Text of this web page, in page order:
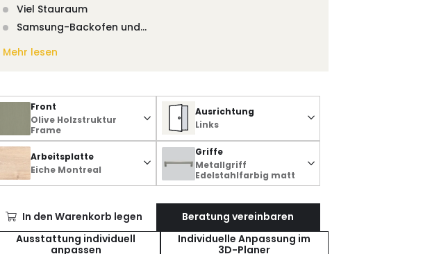
Viel Stauraum
Samsung-Backofen und…
Mehr lesen
Front
Olive Holzstruktur
Frame
Ausrichtung
Links
Arbeitsplatte
Eiche Montreal
Griffe
Metallgriff
Edelstahlfarbig matt
In den Warenkorb legen
Beratung vereinbaren
Ausstattung individuell
anpassen
Individuelle Anpassung im
3D-Planer